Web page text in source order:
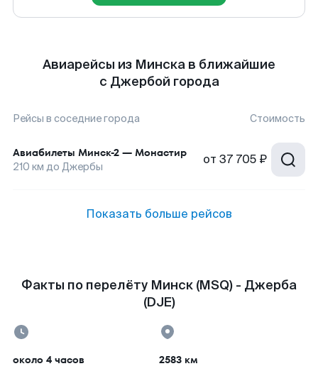
Авиарейсы из Минска в ближайшие
с Джербой города
Рейсы в соседние города Стоимость
Авиабилеты Минск-2 — Монастир
210 км до Джербы от 37 705 ₽
Показать больше рейсов
Факты по перелёту Минск (MSQ) - Джерба
(DJE)
около 4 часов 2583 км